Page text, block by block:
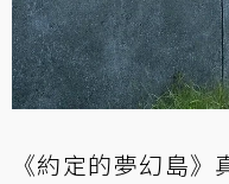
《約定的夢幻島